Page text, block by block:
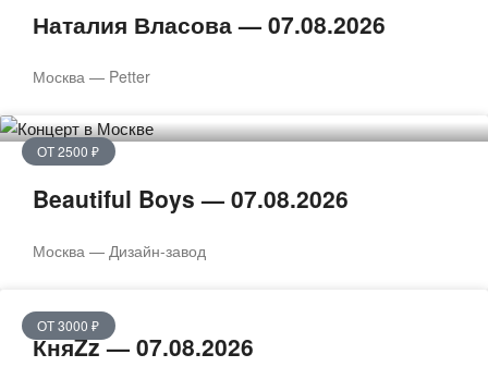
Наталия Власова — 07.08.2026
Москва — Petter
ОТ 2500 ₽
Beautiful Boys — 07.08.2026
Москва — Дизайн-завод
ОТ 3000 ₽
КняZz — 07.08.2026